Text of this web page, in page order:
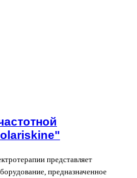
представляет
предназначенное